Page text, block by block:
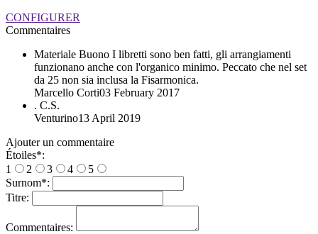
CONFIGURER
Commentaires
Materiale Buono I libretti sono ben fatti, gli arrangiamenti
funzionano anche con l'organico minimo. Peccato che nel set
da 25 non sia inclusa la Fisarmonica.
Marcello Corti03 February 2017
. C.S.
Venturino13 April 2019
Ajouter un commentaire
Étoiles*:
1
2 3 4
5
Surnom*:
Titre:
Commentaires: